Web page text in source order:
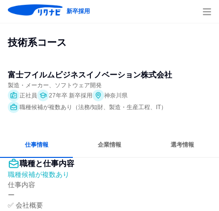
新卒採用
技術系コース
富士フイルムビジネスイノベーション株式会社
製造・メーカー、ソフトウェア開発
正社員
27年卒 新卒採用
神奈川県
職種候補が複数あり（法務/知財、製造・生産工程、IT）
仕事情報 企業情報 選考情報
職種と仕事内容
職種候補が複数あり
仕事内容
ー
✅ 会社概要